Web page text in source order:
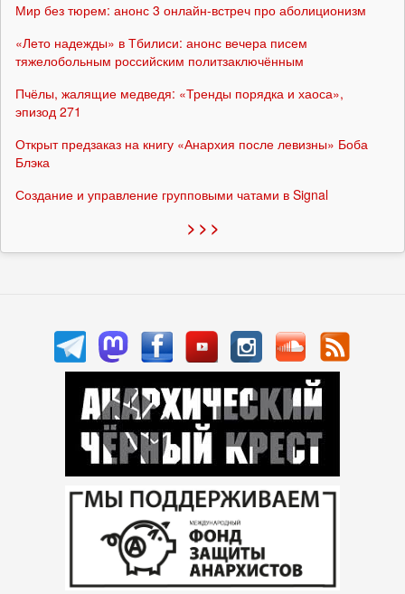
Мир без тюрем: анонс 3 онлайн-встреч про аболиционизм
«Лето надежды» в Тбилиси: анонс вечера писем
тяжелобольным российским политзаключённым
Пчёлы, жалящие медведя: «Тренды порядка и хаоса»,
эпизод 271
Открыт предзаказ на книгу «Анархия после левизны» Боба
Блэка
Создание и управление групповыми чатами в Signal
> > >